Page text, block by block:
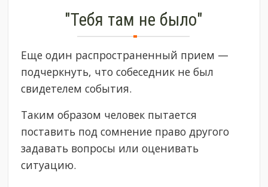
"Тебя там не было"
Еще один распространенный прием —
подчеркнуть, что собеседник не был
свидетелем события.
Таким образом человек пытается
поставить под сомнение право другого
задавать вопросы или оценивать
ситуацию.